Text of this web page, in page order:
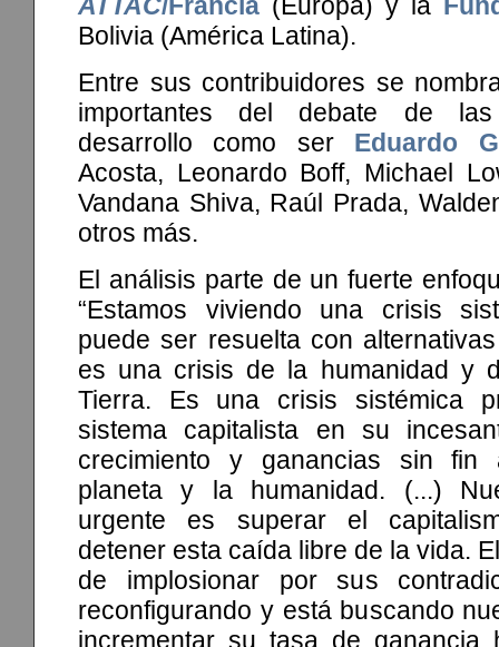
Bolivia (América Latina).
Entre sus contribuidores se
importantes del debate de
desarrollo como ser Eduardo
Acosta, Leonardo Boff, Michael
Vandana Shiva, Raúl Prada,
otros más.
El análisis parte de un fuerte
“Estamos viviendo una crisis
puede ser resuelta con
es una crisis de la humanidad y
Tierra. Es una crisis sistémica
sistema capitalista en su
crecimiento y ganancias sin fin
planeta y la humanidad. (...)
urgente es superar el
detener esta caída libre de la vida.
de implosionar por sus
reconfigurando y está buscando
incrementar su tasa de ganancia